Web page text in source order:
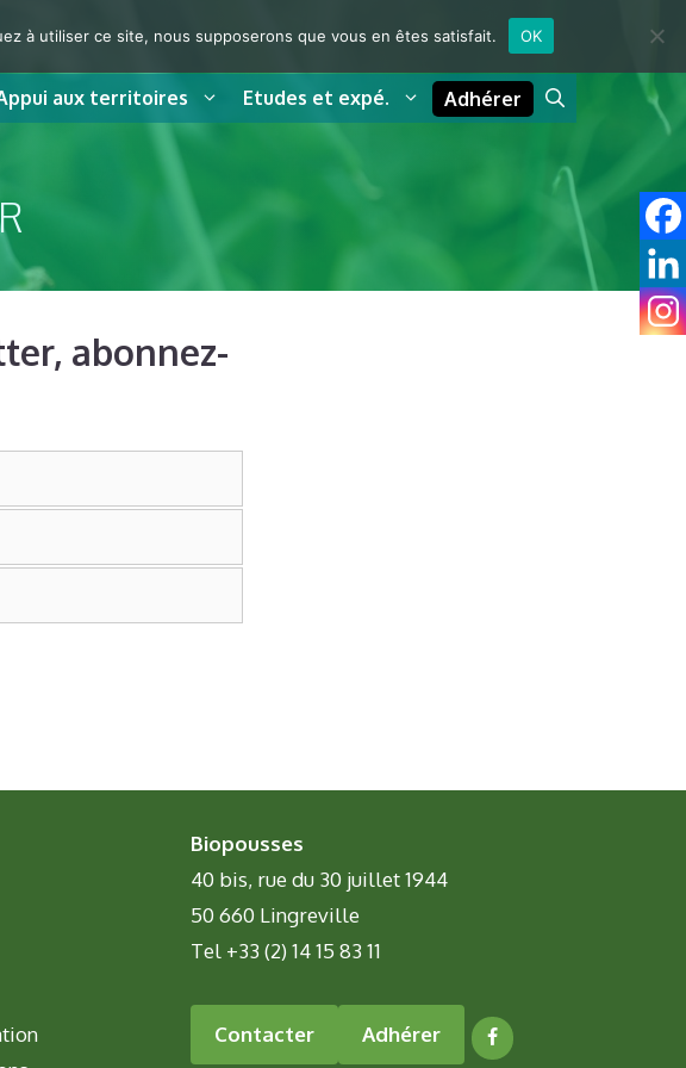
aux territoires Etudes et expé. Adhérer
abonnez-
Biopousses
40 bis, rue du 30 juillet 1944
50 660 Lingreville
Tel +33 (2) 14 15 83 11
Contacter Adhérer
à utiliser ce site, nous supposerons que vous en êtes satisfait. OK